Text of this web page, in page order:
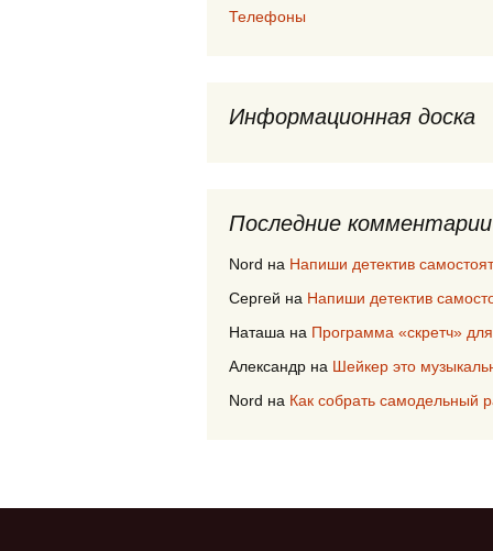
Телефоны
Информационная доска
Последние комментарии
Nord на Напиши детектив
Сергей на Напиши детектив
Наташа на Программа «скретч»
Александр на Шейкер это
Nord на Как собрать самодельный